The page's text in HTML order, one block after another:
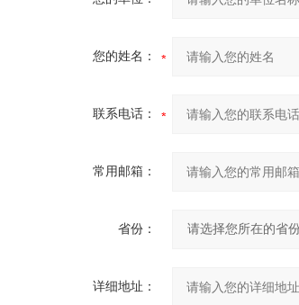
您的姓名：
联系电话：
常用邮箱：
省份：
详细地址：